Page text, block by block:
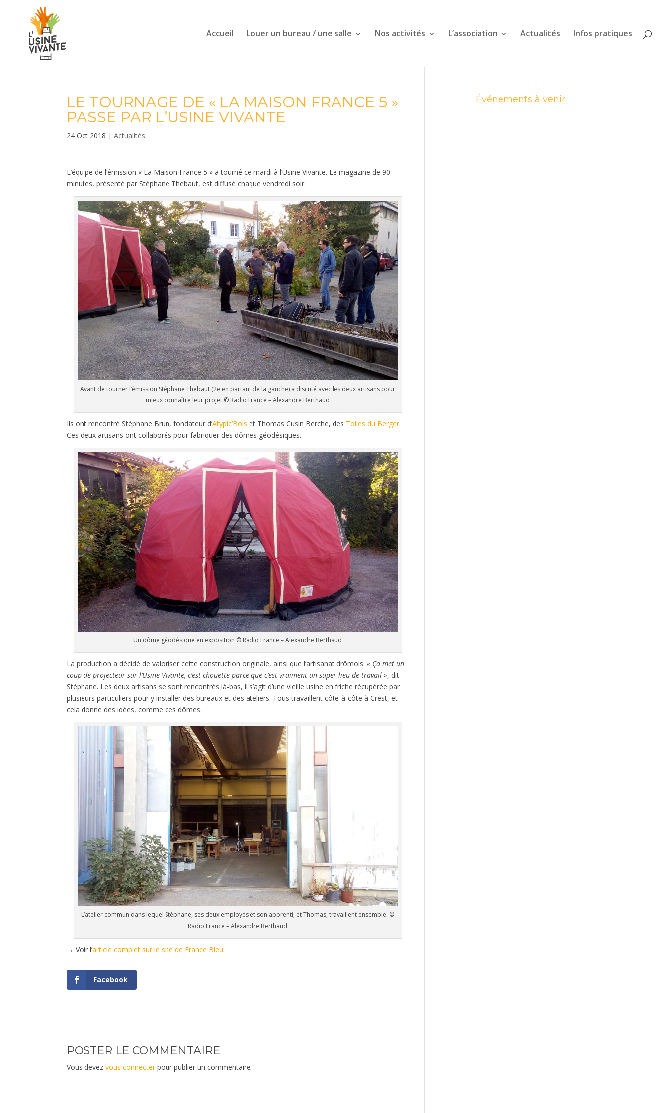
Accueil Louer un bureau / une salle Nos activités L’association Actualités Infos pratiques
LE TOURNAGE DE « LA MAISON FRANCE 5 »
PASSE PAR L’USINE VIVANTE
24 Oct 2018 |Actualités
L’équipe de l’émission « La Maison France 5 » a tourné ce mardi à l’Usine Vivante. Le magazine de 90
minutes, présenté par Stéphane Thebaut, est diffusé chaque vendredi soir.
Avant de tourner l’émission Stéphane Thebaut (2e en partant de la gauche) a discuté avec les deux artisans pour
mieux connaître leur projet © Radio France – Alexandre Berthaud
Ils ont rencontré Stéphane Brun, fondateur d’Atypic’Bois et Thomas Cusin Berche, des Toiles du Berger.
Ces deux artisans ont collaborés pour fabriquer des dômes géodésiques.
Un dôme géodésique en exposition © Radio France – Alexandre Berthaud
La production a décidé de valoriser cette construction originale, ainsi que l’artisanat drômois.« Ça met un
coup de projecteur sur l’Usine Vivante, c’est chouette parce que c’est vraiment un super lieu de travail », dit
Stéphane. Les deux artisans se sont rencontrés là-bas, il s’agit d’une vieille usine en friche récupérée par
plusieurs particuliers pour y installer des bureaux et des ateliers. Tous travaillent côte-à-côte à Crest, et
cela donne des idées, comme ces dômes.
L’atelier commun dans lequel Stéphane, ses deux employés et son apprenti, et Thomas, travaillent ensemble. ©
Radio France – Alexandre Berthaud
→ Voir l’article complet sur le site de France Bleu.
Facebook
POSTER LE COMMENTAIRE
Vous devezvous connecterpour publier un commentaire.
Événements à venir